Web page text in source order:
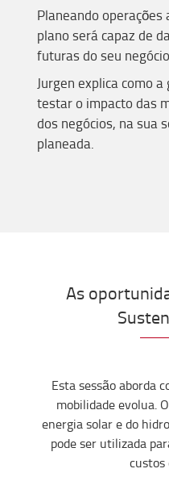
Planeando
plano será capaz de
futuras do seu
Jurgen explica como
testar o impacto das
dos negócios, na sua
planeada.
As
Esta sessão aborda
mobilidade evolua.
energia solar e do
pode ser utilizada
custos